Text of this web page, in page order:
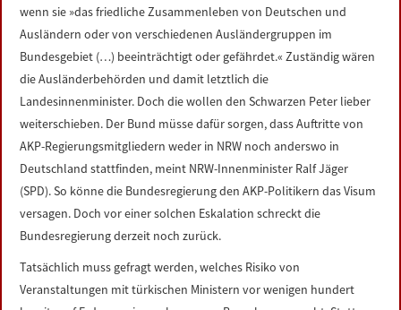
wenn sie »das friedliche Zusammenleben von Deutschen und
Ausländern oder von verschiedenen Ausländergruppen im
Bundesgebiet (…) beeinträchtigt oder gefährdet.« Zuständig wären
die Ausländerbehörden und damit letztlich die
Landesinnenminister. Doch die wollen den Schwarzen Peter lieber
weiterschieben. Der Bund müsse dafür sorgen, dass Auftritte von
AKP-Regierungsmitgliedern weder in NRW noch anderswo in
Deutschland stattfinden, meint NRW-Innenminister Ralf Jäger
(SPD). So könne die Bundesregierung den AKP-Politikern das Visum
versagen. Doch vor einer solchen Eskalation schreckt die
Bundesregierung derzeit noch zurück.
Tatsächlich muss gefragt werden, welches Risiko von
Veranstaltungen mit türkischen Ministern vor wenigen hundert